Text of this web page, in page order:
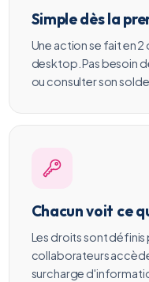
Simple dès la
Une action se fait en
desktop. Pas besoin
ou consulter son solde.
Chacun voit ce
Les droits sont définis
collaborateurs
surcharge